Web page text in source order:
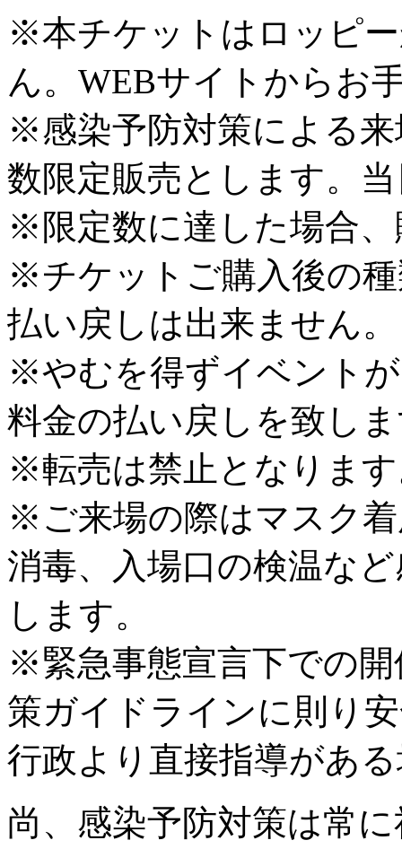
※本チケットはロッピ
ん。WEBサイトからお
※感染予防対策による
数限定販売とします。
※限定数に達した場合
※チケットご購入後の
払い戻しは出来ません。
※やむを得ずイベント
料金の払い戻しを致し
※転売は禁止となりま
※ご来場の際はマスク
消毒、入場口の検温な
します。
※緊急事態宣言下での
策ガイドラインに則り
行政より直接指導があ
尚、感染予防対策は常